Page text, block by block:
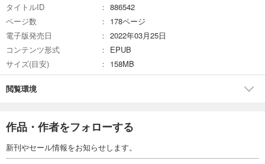
タイトルID
886542
ページ数
178ページ
電子版発売日
2022年03月25日
コンテンツ形式
EPUB
サイズ(目安)
158MB
閲覧環境
作品・作者をフォローする
新刊やセール情報をお知らせします。